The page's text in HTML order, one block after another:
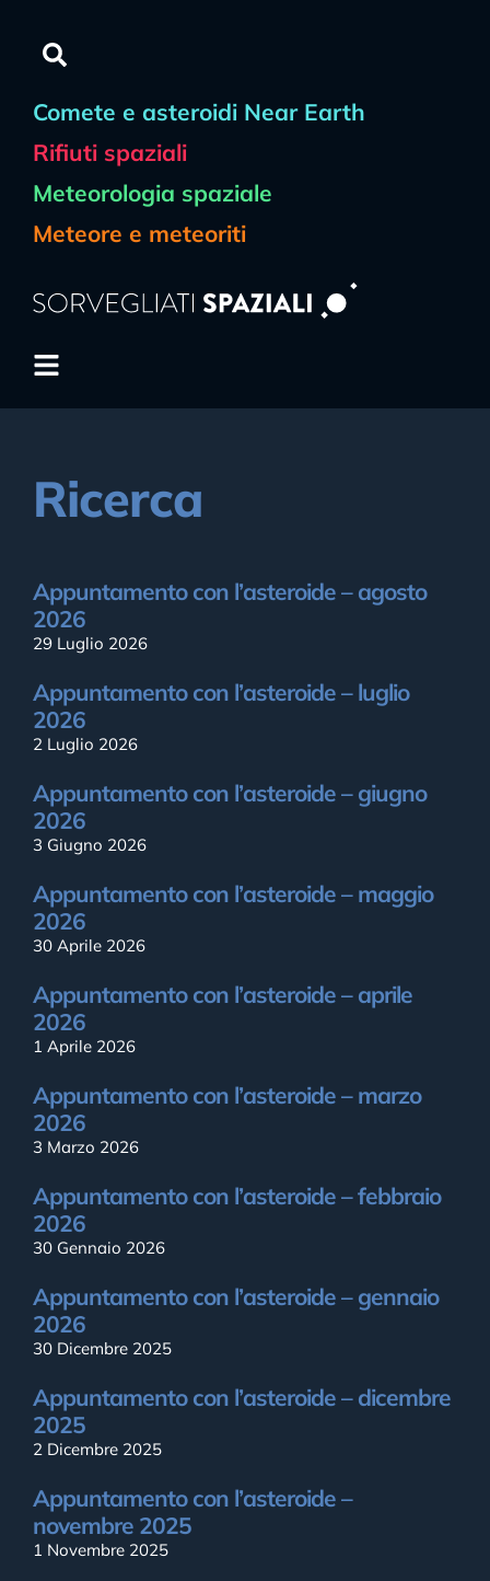
Comete e asteroidi Near Earth
Rifiuti spaziali
Meteorologia spaziale
Meteore e meteoriti
Ricerca
Appuntamento con l’asteroide – agosto
2026
29 Luglio 2026
Appuntamento con l’asteroide – luglio
2026
2 Luglio 2026
Appuntamento con l’asteroide – giugno
2026
3 Giugno 2026
Appuntamento con l’asteroide – maggio
2026
30 Aprile 2026
Appuntamento con l’asteroide – aprile
2026
1 Aprile 2026
Appuntamento con l’asteroide – marzo
2026
3 Marzo 2026
Appuntamento con l’asteroide – febbraio
2026
30 Gennaio 2026
Appuntamento con l’asteroide – gennaio
2026
30 Dicembre 2025
Appuntamento con l’asteroide – dicembre
2025
2 Dicembre 2025
Appuntamento con l’asteroide –
novembre 2025
1 Novembre 2025